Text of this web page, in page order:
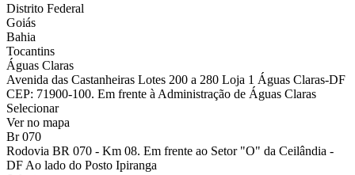
Distrito Federal
Goiás
Bahia
Tocantins
Águas Claras
Avenida das Castanheiras Lotes 200 a 280 Loja 1 Águas Claras-DF
CEP: 71900-100. Em frente à Administração de Águas Claras
Selecionar
Ver no mapa
Br 070
Rodovia BR 070 - Km 08. Em frente ao Setor "O" da Ceilândia -
DF Ao lado do Posto Ipiranga